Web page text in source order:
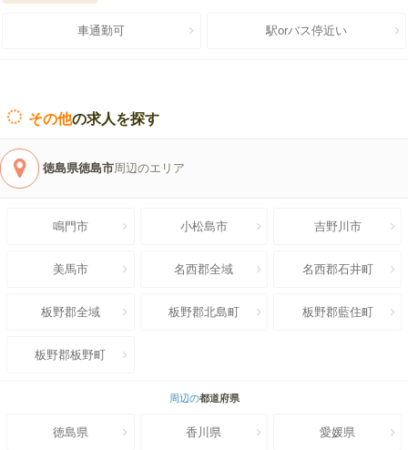
車通勤可 駅orバス停近い
その他の求人を探す
徳島県徳島市周辺のエリア
鳴門市 小松島市 吉野川市
美馬市 名西郡全域 名西郡石井町
板野郡全域 板野郡北島町 板野郡藍住町
板野郡板野町
周辺の都道府県
徳島県 香川県 愛媛県